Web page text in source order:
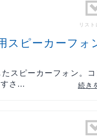
リスト
スピーカーフォ
スピーカーフォン。
さ...
続き